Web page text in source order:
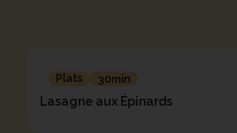
Plats 30min
Lasagne aux Épinards